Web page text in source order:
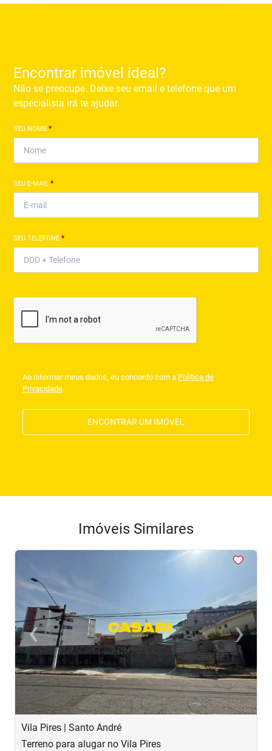
Encontrar imóvel ideal?
Não se preocupe. Deixe seu email e telefone que um
especialista irá te ajudar.
SEU NOME*
SEU E-MAIL*
SEU TELEFONE*
Ao informar meus dados, eu concordo com a Política de
Privacidade.
ENCONTRAR UM IMÓVEL
Imóveis Similares
‹Previous ›Next
Vila Pires | Santo André
Terreno para alugar no Vila Pires